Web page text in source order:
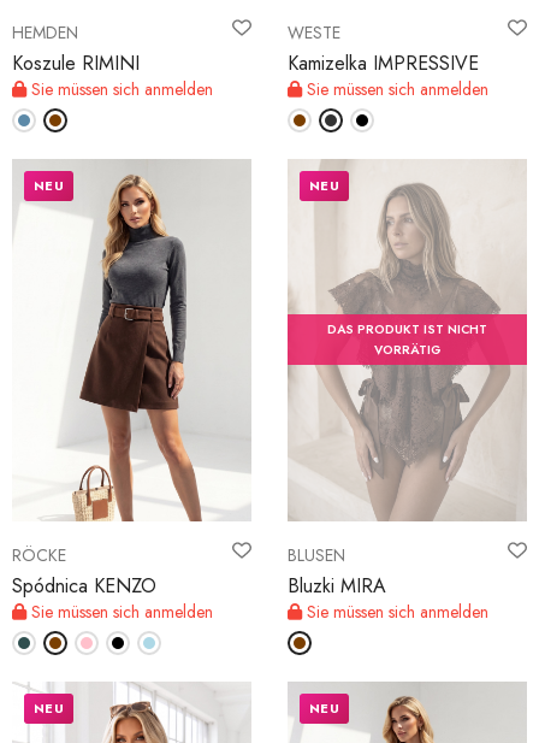
HEMDEN
Koszule RIMINI
Sie müssen sich anmelden
WESTE
Kamizelka IMPRESSIVE
Sie müssen sich anmelden
RÖCKE
Spódnica KENZO
Sie müssen sich anmelden
NEU
DAS PRODUKT IST NICHT
VORRÄTIG
BLUSEN
Bluzki MIRA
Sie müssen sich anmelden
NEU
NEU NEU